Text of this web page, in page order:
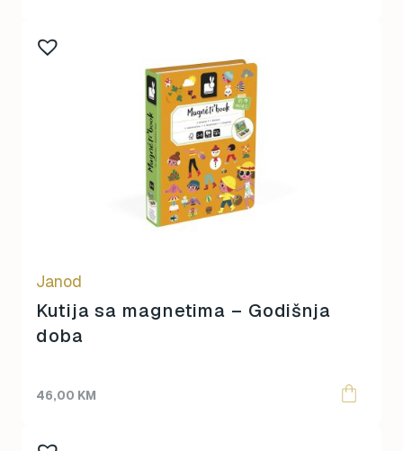
Janod
Kutija sa magnetima – Godišnja
doba
46,00 KM